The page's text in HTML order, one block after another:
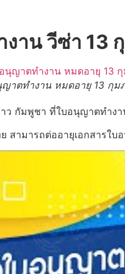
าน วีซ่า 13
ญาตทำงาน หมดอายุ 13 กุ
ว กัมพูชา ที่ใบอนุญาตทำง
สามารถต่ออายุเอกสาร